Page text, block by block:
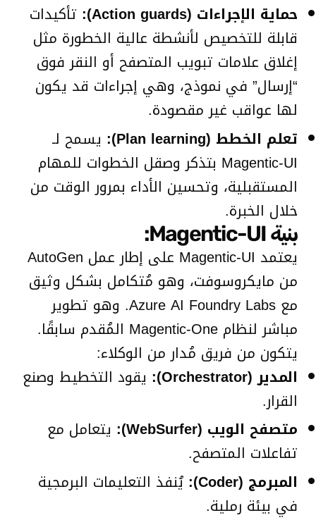
حماية الإجراءات (Action guards):
تأكيدات
قابلة للتخصيص لأنشطة عالية الخطورة مثل
إغلاق علامات تبويب المتصفح أو النقر فوق
“إرسال” في نموذج، وهي إجراءات قد يكون
لها عواقب غير مقصودة.
تعلم الخطط (Plan learning):
يسمح لـ
Magentic-UI بتذكر وصقل الخطوات للمهام
المستقبلية، وتحسين الأداء بمرور الوقت من
خلال الخبرة.
بنية Magentic-UI:
يعتمد Magentic-UI على إطار عمل AutoGen
من مايكروسوفت، وهو مُتكامل بشكل وثيق
مع Azure AI Foundry Labs. وهو تطوير
مباشر لنظام Magentic-One المُقدم سابقًا.
يتكون من فريق مُدار من الوكلاء:
المدير (Orchestrator):
يقود التخطيط وصنع
القرار.
متصفح الويب (WebSurfer):
يتعامل مع
تفاعلات المتصفح.
المبرمج (Coder):
يُنفذ التعليمات البرمجية
في بيئة رملية.